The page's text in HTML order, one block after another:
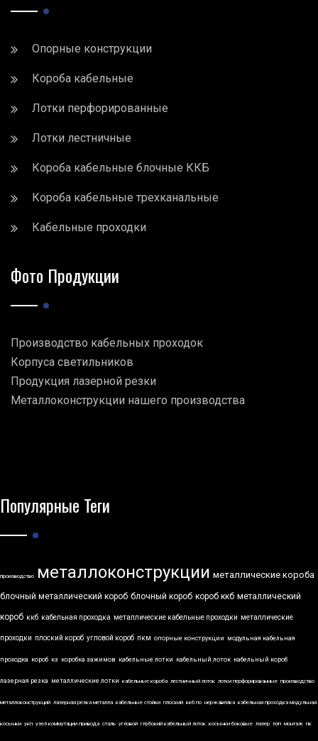
Опорные конструкции
Короба кабельные
Лотки перфорированные
Лотки лестничные
Короба кабельные блочные ККБ
Короба кабельные трехканальные
Кабельные проходки
Фото Продукции
Производство кабельных проходок
Корпуса светильников
Продукция лазерной резки
Металлоконструкции нашего производства
Популярные Теги
производство металлоконструкции металлические короба
блочный металлический короб блочный короб короб ккб металлический
короб ккб кабельная проходка металлические кабельные проходки металлические
проходки плоский короб угловой короб пкм опорные конструкции модульная кабельная
проходка короб кз коробка зажимов кабельные лотки кабельный лоток кабельный короб
лазерная резка металлические лотки кабельные короба лестничный лоток лотки перфорированные производство
металлоконструкций лазерная резка металла кабельные стойки плоский ккб по нержавейка кабельная проходка модульная
косынки укп узел коммутации привода сталь угловой глубокий кабельный лоток косынки боковые лазер лэп монтаж пк